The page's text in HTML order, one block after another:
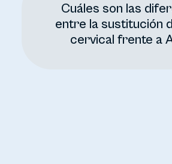
Cuáles son las
entre la sustitución
cervical frente a